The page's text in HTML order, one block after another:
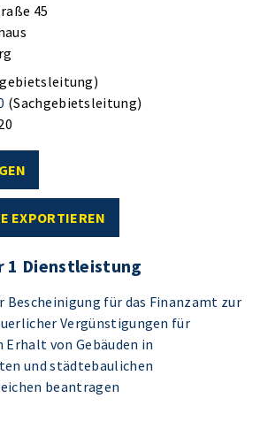
45
(Sachgebietsleitung)
EXPORTIEREN
1 Dienstleistung
Bescheinigung für das Finanzamt zur
Vergünstigungen für
Erhalt von Gebäuden in
und städtebaulichen
beantragen